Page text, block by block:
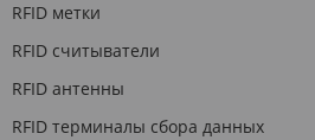
RFID метки
RFID считыватели
RFID антенны
RFID терминалы сбора данных